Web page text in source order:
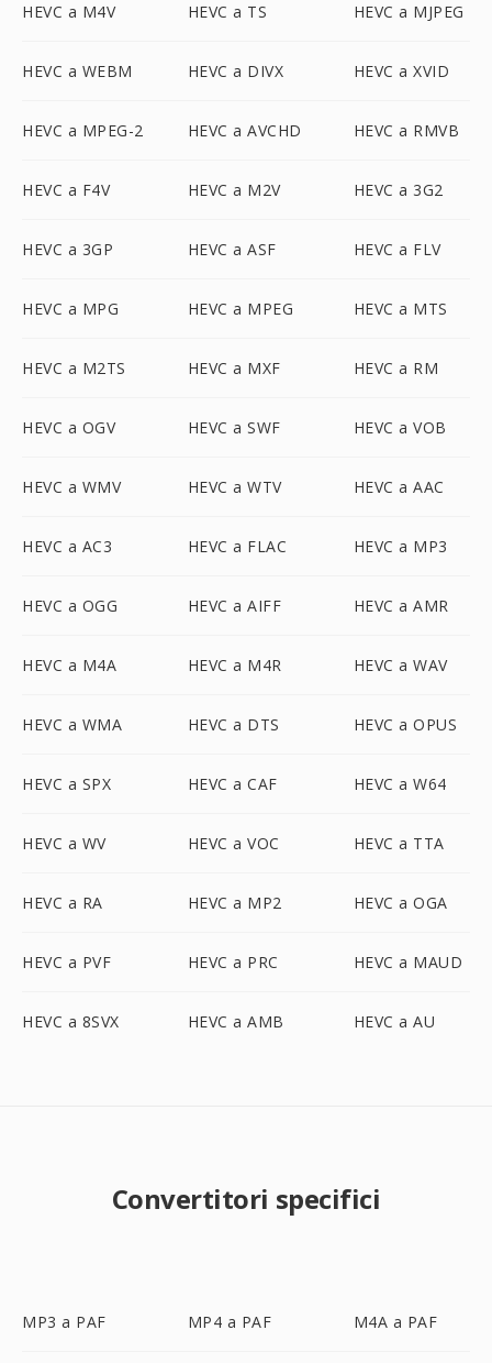
HEVC a M4V HEVC a TS HEVC a MJPEG
HEVC a WEBM HEVC a DIVX HEVC a XVID
HEVC a MPEG-2 HEVC a AVCHD HEVC a RMVB
HEVC a F4V HEVC a M2V HEVC a 3G2
HEVC a 3GP HEVC a ASF HEVC a FLV
HEVC a MPG HEVC a MPEG HEVC a MTS
HEVC a M2TS HEVC a MXF HEVC a RM
HEVC a OGV HEVC a SWF HEVC a VOB
HEVC a WMV HEVC a WTV HEVC a AAC
HEVC a AC3 HEVC a FLAC HEVC a MP3
HEVC a OGG HEVC a AIFF HEVC a AMR
HEVC a M4A HEVC a M4R HEVC a WAV
HEVC a WMA HEVC a DTS HEVC a OPUS
HEVC a SPX HEVC a CAF HEVC a W64
HEVC a WV HEVC a VOC HEVC a TTA
HEVC a RA HEVC a MP2 HEVC a OGA
HEVC a PVF HEVC a PRC HEVC a MAUD
HEVC a 8SVX HEVC a AMB HEVC a AU
Convertitori specifici
MP3 a PAF MP4 a PAF M4A a PAF